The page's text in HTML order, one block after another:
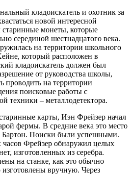
кладоискатель и охотник за
новой интересной
монеты, которые
серединой шестнадцатого века.
на территории школьного
который расположен в
кладоискатель должен был
от руководства школы,
проводить на территории
поисковые работы с
техники – металлодетектора.
карты, Иэн Фрейзер начал
фермы. В средние века это место
Бартон. Поиски были успешными.
Фрейзер обнаружил целых
изготовленных из серебра.
на станке, как это обычно
вручную. Через